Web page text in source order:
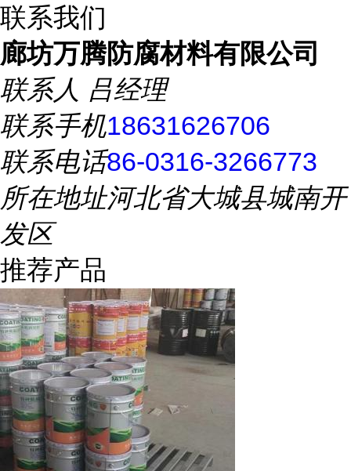
联系我们
廊坊万腾防腐材料有限公司
联系人 吕经理
联系手机18631626706
联系电话86-0316-3266773
所在地址河北省大城县城南开
发区
推荐产品